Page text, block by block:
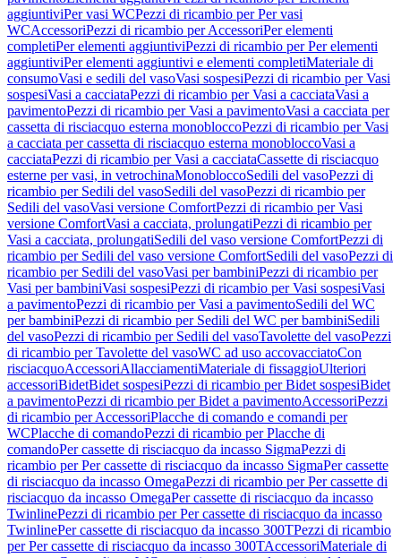
aggiuntiviPer vasi WCPezzi di ricambio per Per vasi
WCAccessoriPezzi di ricambio per AccessoriPer elementi
completiPer elementi aggiuntiviPezzi di ricambio per Per elementi
aggiuntiviPer elementi aggiuntivi e elementi completiMateriale di
consumoVasi e sedili del vasoVasi sospesiPezzi di ricambio per Vasi
sospesiVasi a cacciataPezzi di ricambio per Vasi a cacciataVasi a
pavimentoPezzi di ricambio per Vasi a pavimentoVasi a cacciata per
cassetta di risciacquo esterna monobloccoPezzi di ricambio per Vasi
a cacciata per cassetta di risciacquo esterna monobloccoVasi a
cacciataPezzi di ricambio per Vasi a cacciataCassette di risciacquo
esterne per vasi, in vetrochinaMonobloccoSedili del vasoPezzi di
ricambio per Sedili del vasoSedili del vasoPezzi di ricambio per
Sedili del vasoVasi versione ComfortPezzi di ricambio per Vasi
versione ComfortVasi a cacciata, prolungatiPezzi di ricambio per
Vasi a cacciata, prolungatiSedili del vaso versione ComfortPezzi di
ricambio per Sedili del vaso versione ComfortSedili del vasoPezzi di
ricambio per Sedili del vasoVasi per bambiniPezzi di ricambio per
Vasi per bambiniVasi sospesiPezzi di ricambio per Vasi sospesiVasi
a pavimentoPezzi di ricambio per Vasi a pavimentoSedili del WC
per bambiniPezzi di ricambio per Sedili del WC per bambiniSedili
del vasoPezzi di ricambio per Sedili del vasoTavolette del vasoPezzi
di ricambio per Tavolette del vasoWC ad uso accovacciatoCon
risciacquoAccessoriAllacciamentiMateriale di fissaggioUlteriori
accessoriBidetBidet sospesiPezzi di ricambio per Bidet sospesiBidet
a pavimentoPezzi di ricambio per Bidet a pavimentoAccessoriPezzi
di ricambio per AccessoriPlacche di comando e comandi per
WCPlacche di comandoPezzi di ricambio per Placche di
comandoPer cassette di risciacquo da incasso SigmaPezzi di
ricambio per Per cassette di risciacquo da incasso SigmaPer cassette
di risciacquo da incasso OmegaPezzi di ricambio per Per cassette di
risciacquo da incasso OmegaPer cassette di risciacquo da incasso
TwinlinePezzi di ricambio per Per cassette di risciacquo da incasso
TwinlinePer cassette di risciacquo da incasso 300TPezzi di ricambio
per Per cassette di risciacquo da incasso 300TAccessoriMateriale di